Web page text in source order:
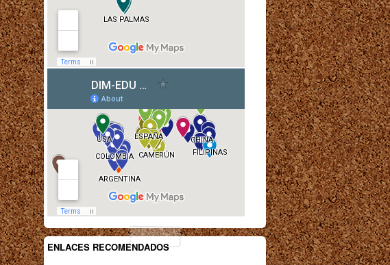
ENLACES RECOMENDADOS